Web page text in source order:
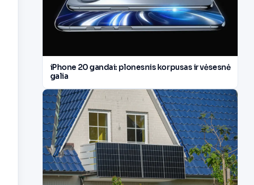
iPhone 20 gandai: plonesnis korpusas ir vėsesnė
galia